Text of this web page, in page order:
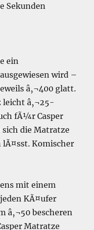
Sekunden
ein
wird –
â‚¬400 glatt.
â‚¬25-
fÃ¼r Casper
die Matratze
Komischer
mit einem
KÃ¤ufer
â‚¬50 bescheren
Matratze